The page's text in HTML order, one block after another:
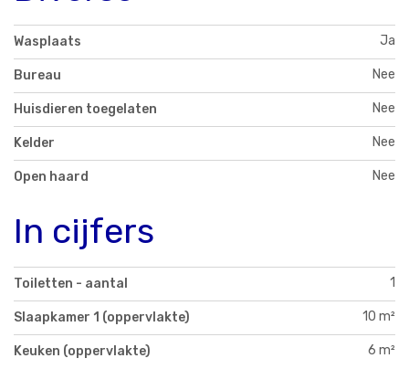
Wasplaats Ja
Bureau Nee
Huisdieren toegelaten Nee
Kelder Nee
Open haard Nee
In cijfers
Toiletten - aantal 1
Slaapkamer 1 (oppervlakte) 10 m²
Keuken (oppervlakte) 6 m²